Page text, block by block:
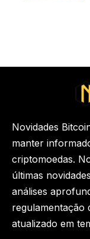
Novidades
manter
criptomoedas.
últimas
análises
regulamentação
atualizado em